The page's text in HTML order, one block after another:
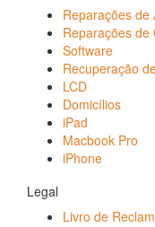
Reparações de
Reparações de
Software
Recuperação
LCD
Domicílios
iPad
Macbook Pro
iPhone
Legal
Livro de